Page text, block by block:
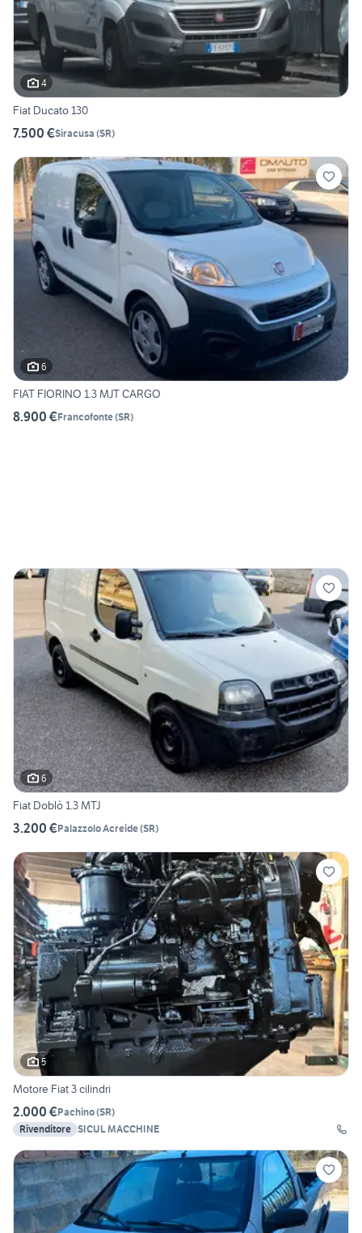
4
Fiat Ducato 130
7.500 €Siracusa (SR)
6
FIAT FIORINO 1.3 MJT CARGO
8.900 €Francofonte(SR)
6
Fiat Doblò 1.3 MTJ
3.200 €Palazzolo Acreide(SR)
5
Motore Fiat 3 cilindri
2.000 €Pachino(SR)
Rivenditore SICUL MACCHINE